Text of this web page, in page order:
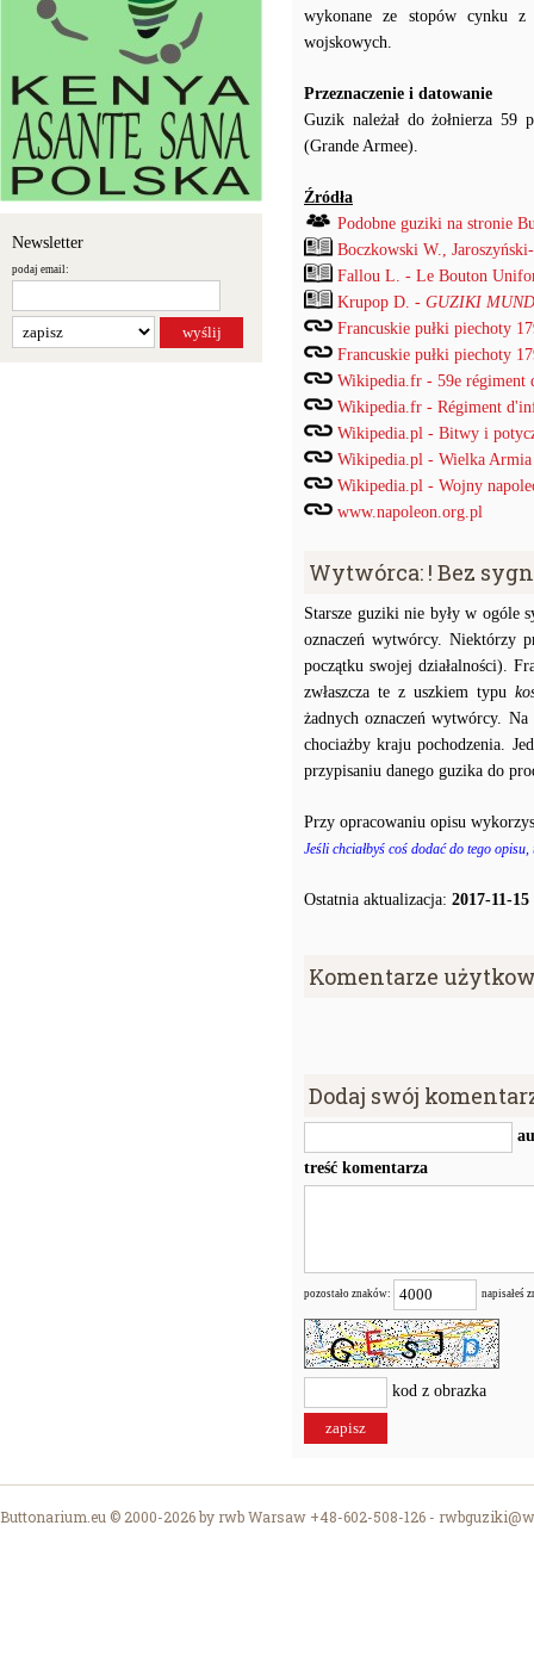
Newsletter
podaj email:
wykonane ze stopów cynku z
wojskowych.
Przeznaczenie i datowanie
Guzik należał do żołnierza
(Grande Armee).
Źródła
Podobne guziki na stronie
Boczkowski W.,
Fallou L. - Le Bouton
Krupop D. - GUZIKI
Francuskie pułki piechoty
Francuskie pułki piechoty
Wikipedia.fr - 59e régiment
Wikipedia.fr - Régiment
Wikipedia.pl - Bitwy i
Wikipedia.pl - Wielka Armia
Wikipedia.pl - Wojny
www.napoleon.org.pl
Wytwórca: ! Bez
Starsze guziki nie były w ogóle
oznaczeń wytwórcy. Niektórzy
początku swojej działalności).
zwłaszcza te z uszkiem typu
żadnych oznaczeń wytwórcy.
chociażby kraju pochodzenia.
przypisaniu danego guzika do
Przy opracowaniu opisu
Jeśli chciałbyś coś dodać do tego
Ostatnia aktualizacja: 2017-11-15
Komentarze
Dodaj swój
treść komentarza
pozostało znaków: napisałeś
kod z obrazka
Buttonarium.eu © 2000-2026 by rwb Warsaw +48-602-508-126 -